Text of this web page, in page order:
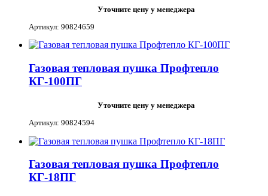
Уточните цену у менеджера
Артикул: 90824659
Газовая тепловая пушка Профтепло
КГ-100ПГ
Уточните цену у менеджера
Артикул: 90824594
Газовая тепловая пушка Профтепло
КГ-18ПГ